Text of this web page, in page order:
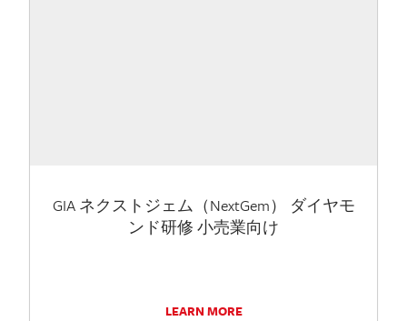
GIA ネクストジェム（NextGem） ダイヤモ
ンド研修 小売業向け
LEARN MORE